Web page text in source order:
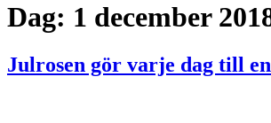
Dag: 1 december
Julrosen gör varje dag till